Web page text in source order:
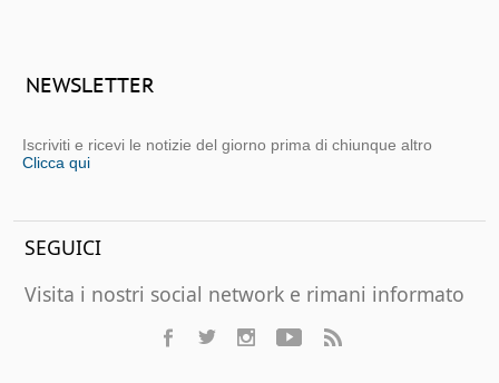
NEWSLETTER
Iscriviti e ricevi le notizie del giorno prima di chiunque altro
Clicca qui
SEGUICI
Visita i nostri social network e rimani informato